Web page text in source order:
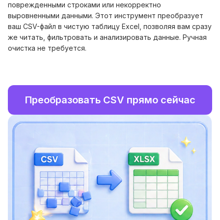
поврежденными строками или некорректно
выровненными данными. Этот инструмент преобразует
ваш CSV-файл в чистую таблицу Excel, позволяя вам сразу
же читать, фильтровать и анализировать данные. Ручная
очистка не требуется.
Преобразовать CSV прямо сейчас